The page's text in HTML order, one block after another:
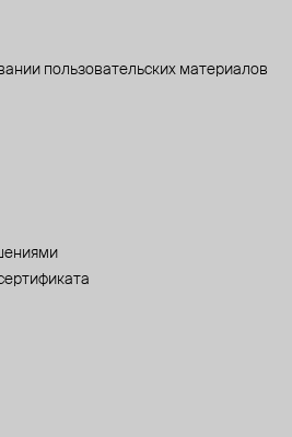
пользовательских материалов